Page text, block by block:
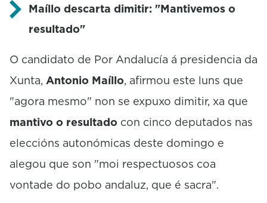
Maíllo descarta dimitir: "Mantivemos o
resultado"
O candidato de Por Andalucía á presidencia da
Xunta, Antonio Maíllo, afirmou este luns que
"agora mesmo" non se expuxo dimitir, xa que
mantivo o resultado con cinco deputados nas
eleccións autonómicas deste domingo e
alegou que son "moi respectuosos coa
vontade do pobo andaluz, que é sacra".